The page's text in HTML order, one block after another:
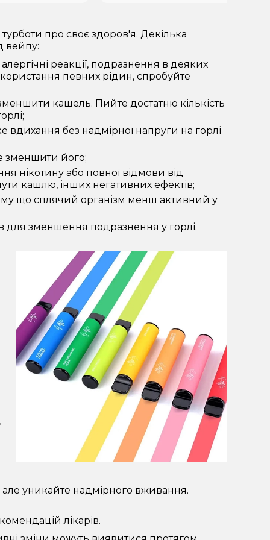
про своє здоров'я. Декілька
вейпу:
реакції, подразнення в деяких
певних рідин, спробуйте
кашель. Пийте достатню кількість
вдихання без надмірної напруги на горлі
зменшити його;
нікотину або повної відмови від
кашлю, інших негативних ефектів;
що сплячий організм менш активний у
для зменшення подразнення у горлі.
уникайте надмірного вживання.
лікарів.